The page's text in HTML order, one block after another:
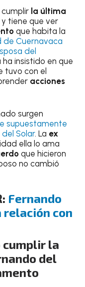
la última
y tiene que ver
que habita la
de Cuernavaca
del
ha insistido en que
tuvo con el
acciones
surgen
supuestamente
Solar. La ex
ella lo ama
que hicieron
no cambió
Fernando
relación con
cumplir la
del